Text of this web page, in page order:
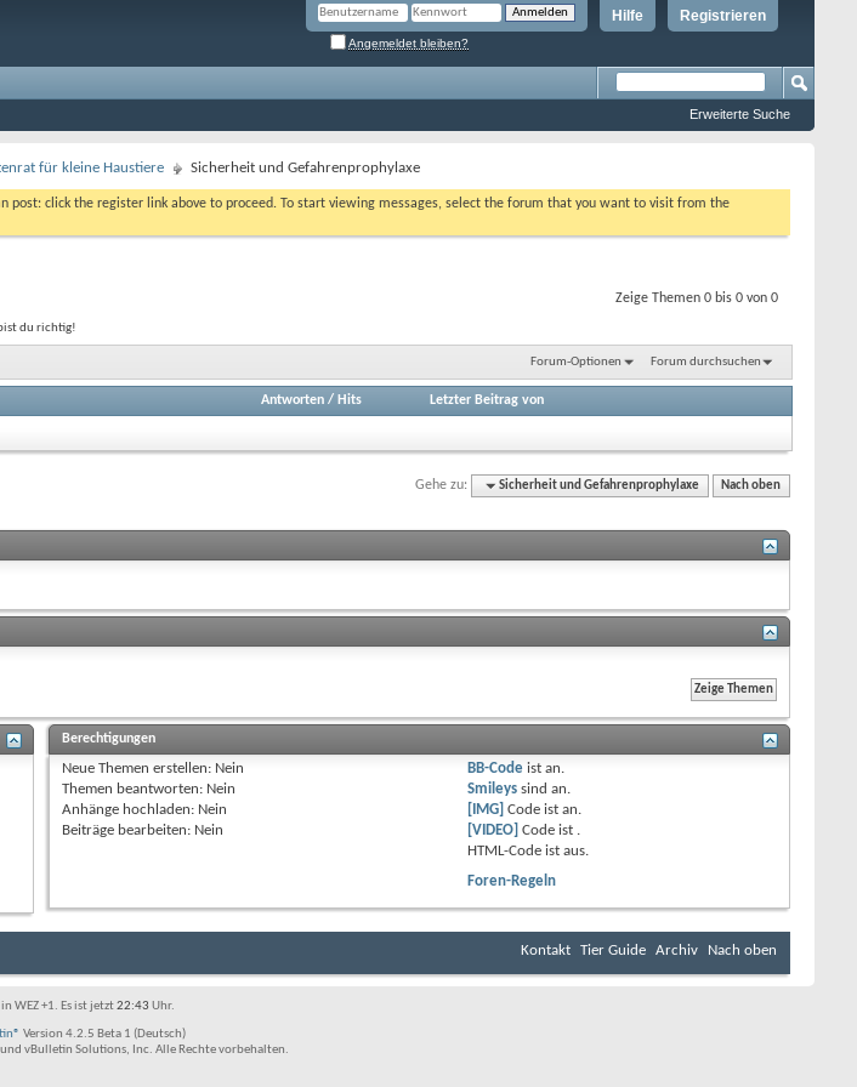
Registrieren
Hilfe
Angemeldet bleiben?
Erweiterte Suche
für kleine Haustiere Sicherheit und Gefahrenprophylaxe
post: click the register link above to proceed. To start viewing messages, select the forum that you want to visit from the
Zeige Themen 0 bis 0 von 0
du richtig!
Forum-Optionen Forum durchsuchen
Antworten/ Hits Letzter Beitrag von
Gehe zu: Sicherheit und Gefahrenprophylaxe Nach oben
Berechtigungen
Neue Themen erstellen: Nein
Themen beantworten: Nein
Anhänge hochladen: Nein
Beiträge bearbeiten: Nein
BB-Code istan.
Smileys sindan.
[IMG] Code istan.
[VIDEO] Code ist .
HTML-Code istaus.
Foren-Regeln
Kontakt Tier Guide Archiv Nach oben
WEZ +1. Es ist jetzt22:43 Uhr.
Version 4.2.5 Beta 1 (Deutsch)
vBulletin Solutions, Inc. Alle Rechte vorbehalten.